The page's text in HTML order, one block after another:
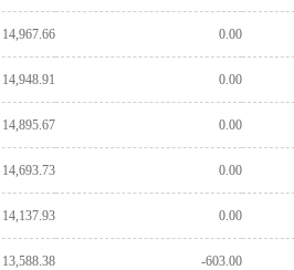
14,967.66 0.00
14,948.91 0.00
14,895.67 0.00
14,693.73 0.00
14,137.93 0.00
13,588.38 -603.00